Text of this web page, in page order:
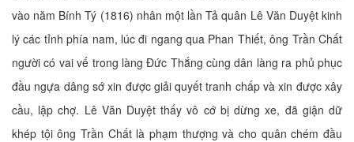
vào năm Bính Tý (1816) nhân một lần Tả quân Lê Văn Duyệt kinh
lý các tỉnh phía nam, lúc đi ngang qua Phan Thiết, ông Trần Chất
người có vai vế trong làng Đức Thắng cùng dân làng ra phủ phục
đầu ngựa dâng sớ xin được giải quyết tranh chấp và xin được xây
cầu, lập chợ. Lê Văn Duyệt thấy vô cớ bị dừng xe, đã giận dữ
khép tội ông Trần Chất là phạm thượng và cho quân chém đầu